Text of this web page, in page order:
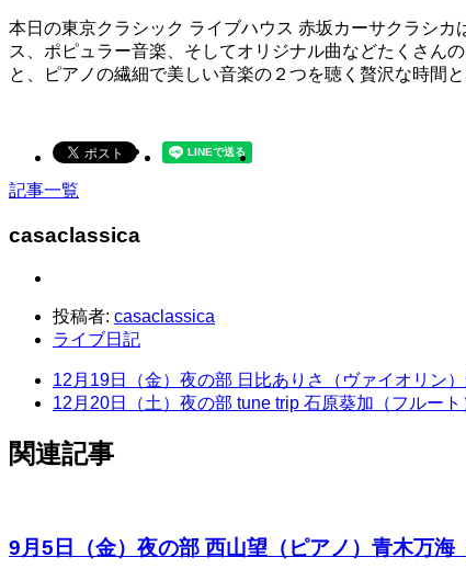
本日の東京クラシック ライブハウス 赤坂カーサクラシ
ス、ポピュラー音楽、そしてオリジナル曲などたくさん
と、ピアノの繊細で美しい音楽の２つを聴く贅沢な時間
記事一覧
casaclassica
投稿者: casaclassica
ライブ日記
12月19日（金）夜の部 日比ありさ（ヴァイオリン
12月20日（土）夜の部 tune trip 石原葵加（フルー
関連記事
9月5日（金）夜の部 西山望（ピアノ）青木万